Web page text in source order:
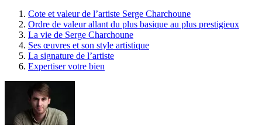
Cote et valeur de l’artiste Serge Charchoune
Ordre de valeur allant du plus basique au plus prestigieux
La vie de Serge Charchoune
Ses œuvres et son style artistique
La signature de l’artiste
Expertiser votre bien